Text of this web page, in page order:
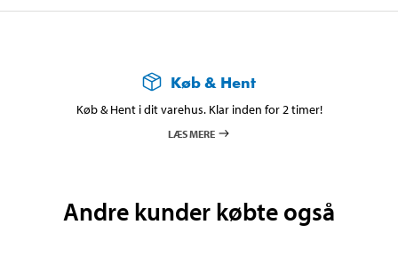
Køb & Hent
Køb & Hent i dit varehus. Klar inden for 2 timer!
LÆS MERE
Andre kunder købte også